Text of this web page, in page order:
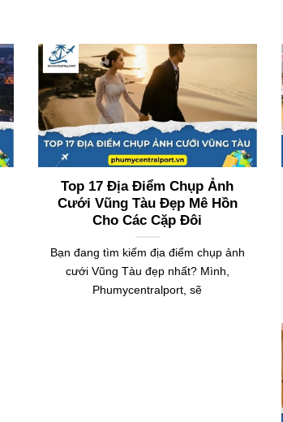
Top 17 Địa Điểm Chụp Ảnh
Cưới Vũng Tàu Đẹp Mê Hồn
Cho Các Cặp Đôi
Bạn đang tìm kiếm địa điểm chụp ảnh
cưới Vũng Tàu đẹp nhất? Mình,
Phumycentralport, sẽ